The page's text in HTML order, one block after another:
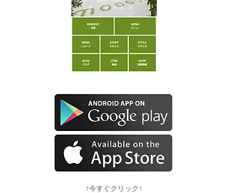
​↑今すぐクリック↑